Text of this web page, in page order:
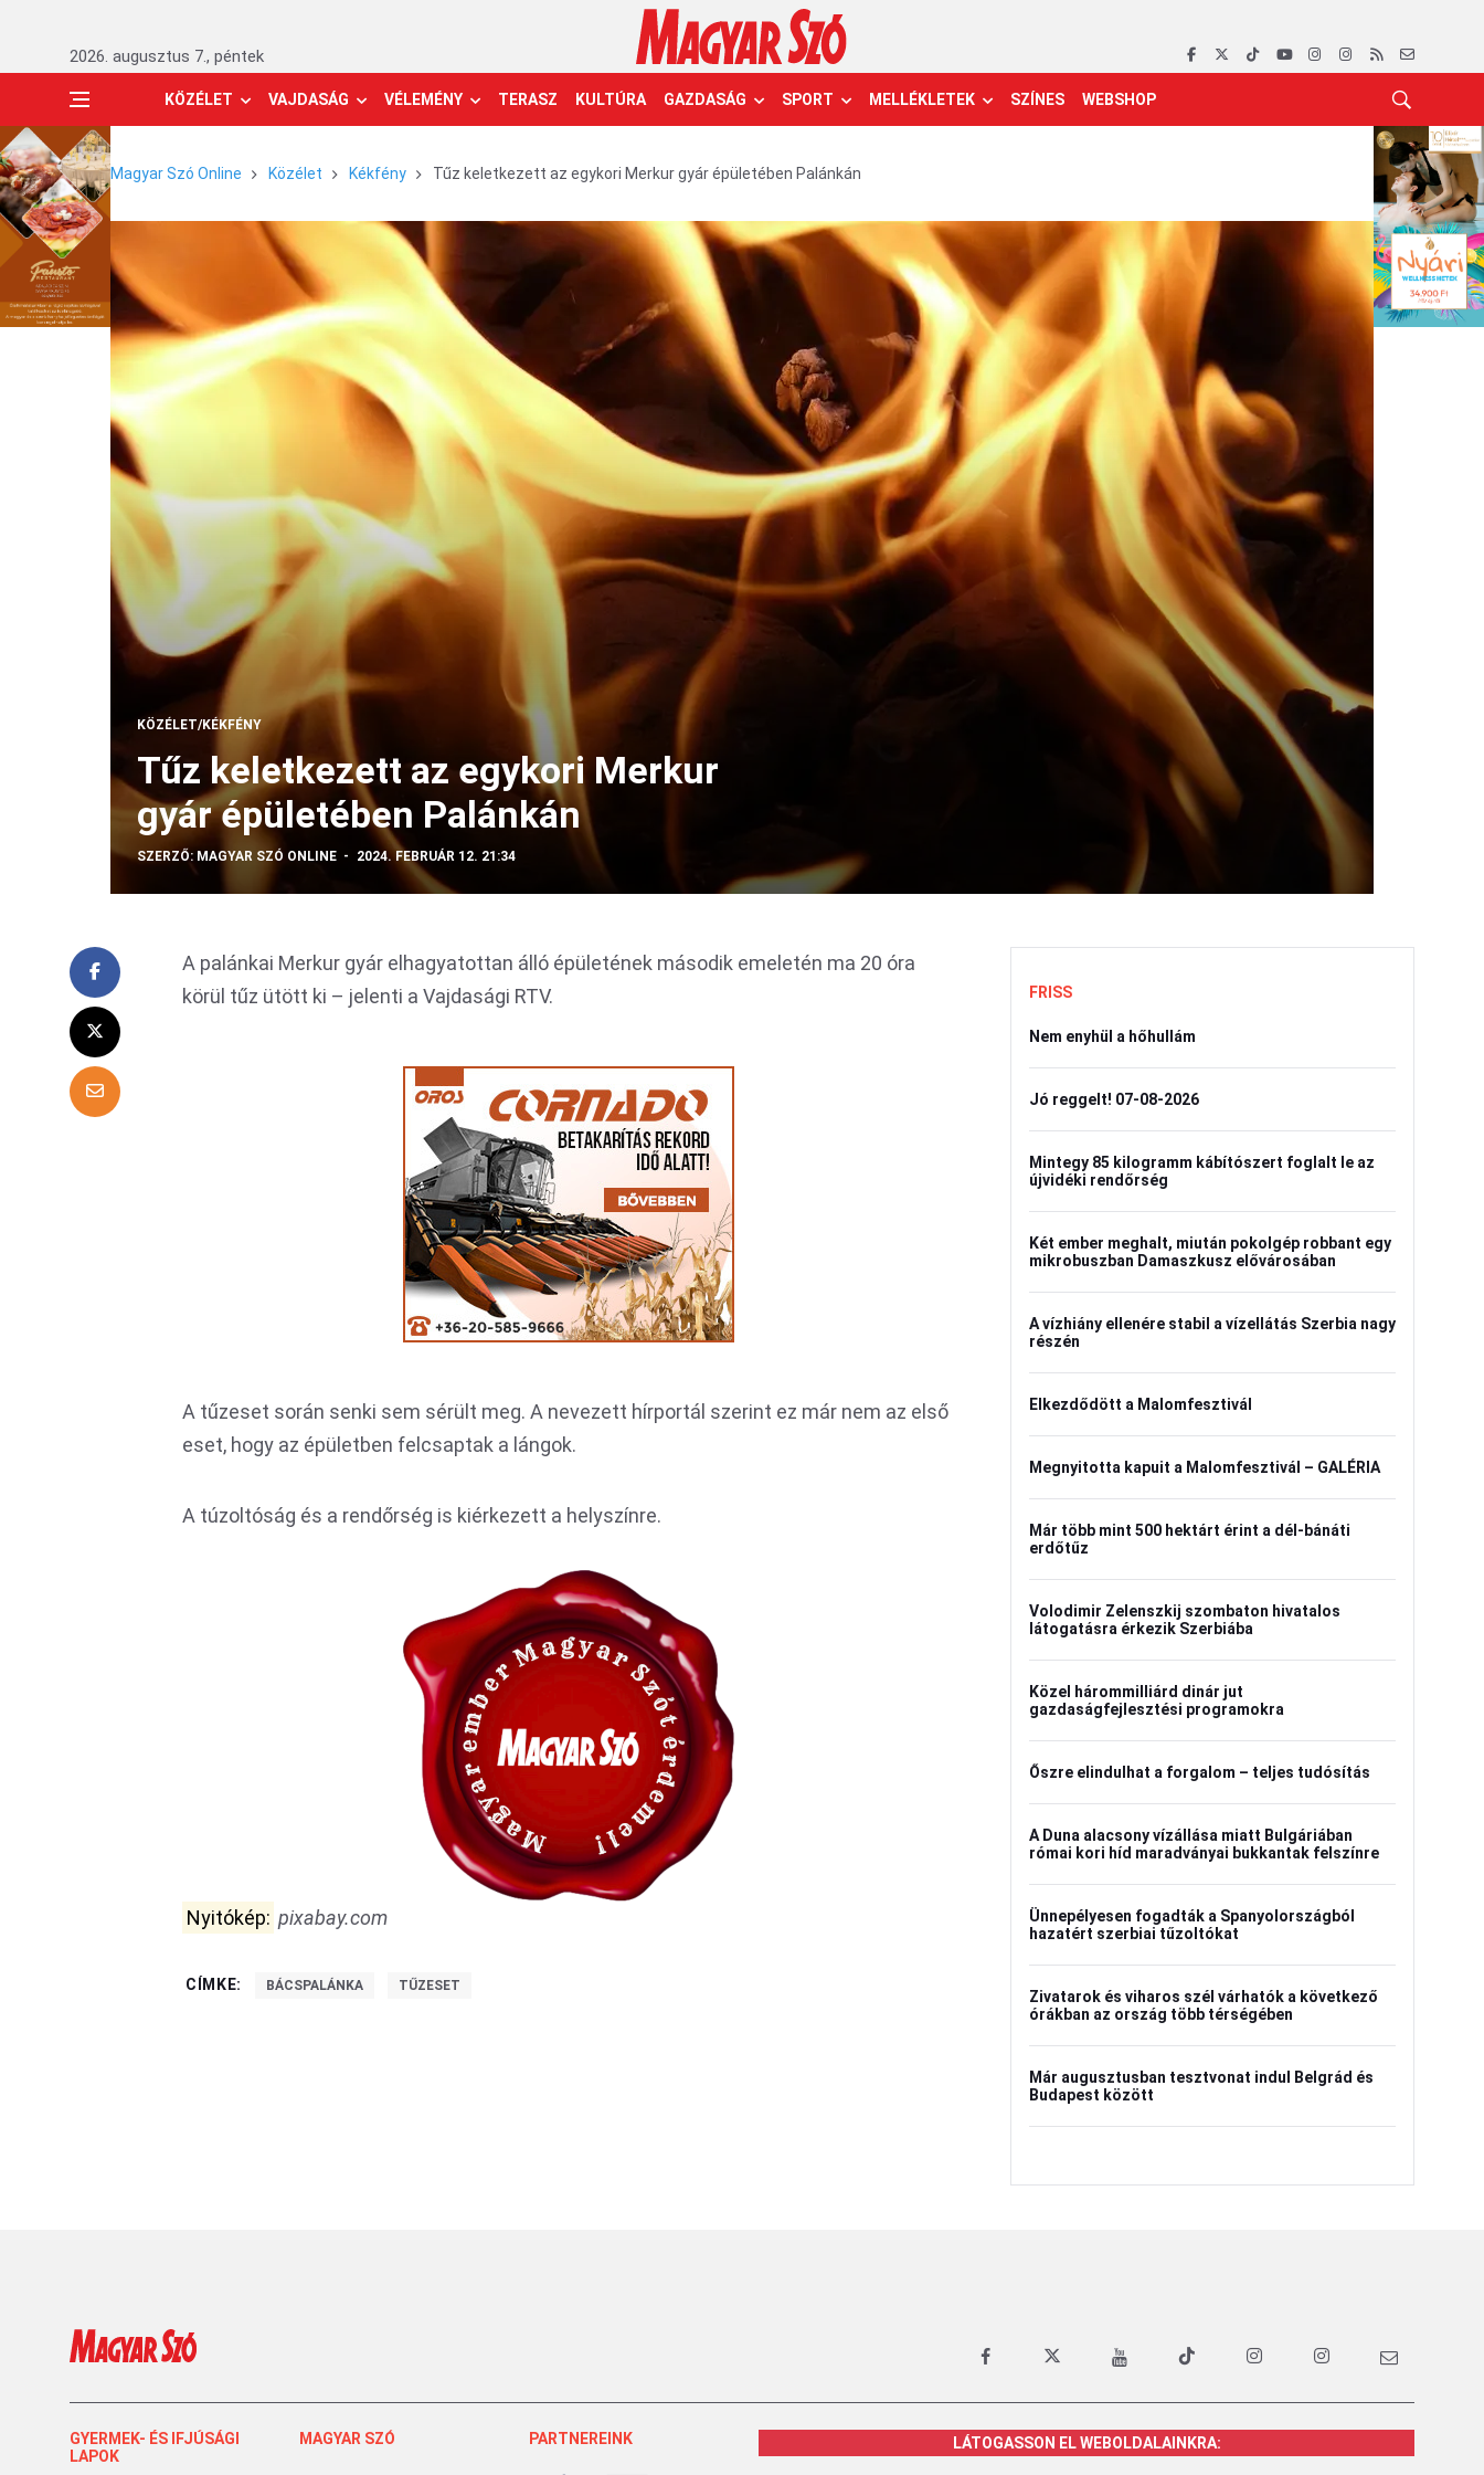
2026. augusztus 7., péntek
KÖZÉLET VAJDASÁG VÉLEMÉNY TERASZ KULTÚRA GAZDASÁG SPORT MELLÉKLETEK SZÍNES WEBSHOP
Magyar Szó Online Közélet Kékfény Tűz keletkezett az egykori Merkur gyár épületében Palánkán
KÖZÉLET/KÉKFÉNY
Tűz keletkezett az egykori Merkur
gyár épületében Palánkán
SZERZŐ: MAGYAR SZÓ ONLINE 2024. FEBRUÁR 12. 21:34
A palánkai Merkur gyár elhagyatottan álló épületének második emeletén ma 20 óra
körül tűz ütött ki – jelenti a Vajdasági RTV.
A tűzeset során senki sem sérült meg. A nevezett hírportál szerint ez már nem az első
eset, hogy az épületben felcsaptak a lángok.
A túzoltóság és a rendőrség is kiérkezett a helyszínre.
Nyitókép: pixabay.com
CÍMKE: BÁCSPALÁNKA TŰZESET
FRISS
Nem enyhül a hőhullám
Jó reggelt! 07-08-2026
Mintegy 85 kilogramm kábítószert foglalt le az
újvidéki rendőrség
Két ember meghalt, miután pokolgép robbant egy
mikrobuszban Damaszkusz elővárosában
A vízhiány ellenére stabil a vízellátás Szerbia nagy
részén
Elkezdődött a Malomfesztivál
Megnyitotta kapuit a Malomfesztivál – GALÉRIA
Már több mint 500 hektárt érint a dél-bánáti
erdőtűz
Volodimir Zelenszkij szombaton hivatalos
látogatásra érkezik Szerbiába
Közel hárommilliárd dinár jut
gazdaságfejlesztési programokra
Őszre elindulhat a forgalom – teljes tudósítás
A Duna alacsony vízállása miatt Bulgáriában
római kori híd maradványai bukkantak felszínre
Ünnepélyesen fogadták a Spanyolországból
hazatért szerbiai tűzoltókat
Zivatarok és viharos szél várhatók a következő
órákban az ország több térségében
Már augusztusban tesztvonat indul Belgrád és
Budapest között
GYERMEK- ÉS IFJÚSÁGI
LAPOK
MAGYAR SZÓ PARTNEREINK LÁTOGASSON EL WEBOLDALAINKRA: